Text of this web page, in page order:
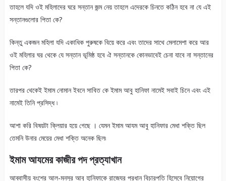
তাহলে যদি ওই মহিলাদের ঘরে সন্তান জন্ম নেয় তাহলে এদেরকে চিনতে কঠিন হবে না যে এই
সন্তানগুলোর পিতা কে?
কিন্তু একজন মহিলা যদি একাধিক পুরুষকে বিয়ে করে এবং তাদের সাথে মেলামেশা করে আর
ওই মহিলার ঘর থেকে যে সন্তান ভূমিষ্ঠ হবে ঐ সন্তানকে কোনভাবেই চেনা যাবে না সন্তানের
পিতা কে?
তারপর থেকেই ইমাম নোমান ইবনে সাবিত কে ইমাম আবু হানিফা নামেই সবাই চিনে এবং এই
নামেই তিনি প্রসিদ্ধ ৷
আশা করি বিষয়টা ক্লিয়ার হয়ে গেছে । যেমন ইমাম আযম আবু হানিফার মেধা শক্তি ছিল
তেমনি উনার মেয়ের মেধা শক্তি অনেক ছিল৷
ইমাম আযমের কাজীর পদ প্রত্যাখান
আব্বাসীয় বংশের আল-মনসুর আবু হানিফাকে রাজ্যের প্রধান বিচারপতি হিসেবে নিয়োগের